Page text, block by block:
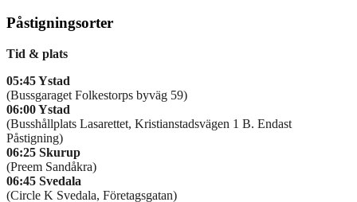
Påstigningsorter
Tid & plats
05:45 Ystad
(Bussgaraget Folkestorps byväg 59)
06:00 Ystad
(Busshållplats Lasarettet, Kristianstadsvägen 1 B. Endast
Påstigning)
06:25 Skurup
(Preem Sandåkra)
06:45 Svedala
(Circle K Svedala, Företagsgatan)